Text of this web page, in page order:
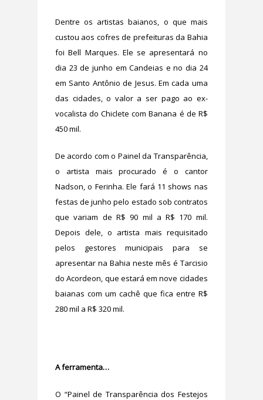
Dentre os artistas baianos, o que mais
custou aos cofres de prefeituras da Bahia
foi Bell Marques. Ele se apresentará no
dia 23 de junho em Candeias e no dia 24
em Santo Antônio de Jesus. Em cada uma
das cidades, o valor a ser pago ao ex-
vocalista do Chiclete com Banana é de R$
450 mil.
De acordo com o Painel da Transparência,
o artista mais procurado é o cantor
Nadson, o Ferinha. Ele fará 11 shows nas
festas de junho pelo estado sob contratos
que variam de R$ 90 mil a R$ 170 mil.
Depois dele, o artista mais requisitado
pelos gestores municipais para se
apresentar na Bahia neste mês é Tarcisio
do Acordeon, que estará em nove cidades
baianas com um cachê que fica entre R$
280 mil a R$ 320 mil.
A ferramenta…
O “Painel de Transparência dos Festejos